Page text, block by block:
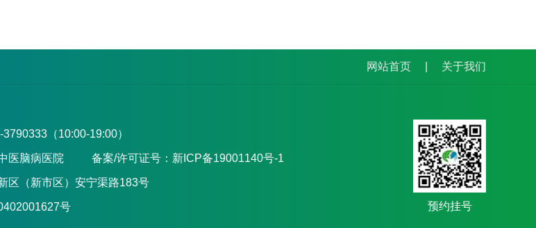
网站首页 关于我们
（10:00-19:00）
中医脑病医院 备案/许可证号：新ICP备19001140号-1
区（新市区）安宁渠路183号
号 预约挂号